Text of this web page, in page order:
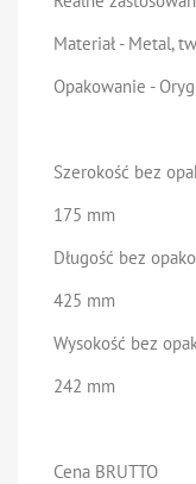
Materiał - Metal,
Opakowanie -
Szerokość bez
175 mm
Długość bez
425 mm
Wysokość bez
242 mm
Cena BRUTTO